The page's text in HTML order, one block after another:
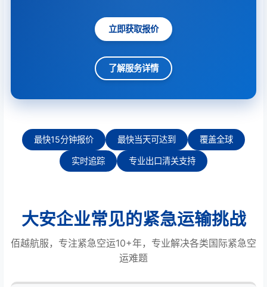
立即获取报价
了解服务详情
最快15分钟报价 最快当天可达到 覆盖全球
实时追踪 专业出口清关支持
大安企业常见的紧急运输挑战
佰越航服，专注紧急空运10+年，专业解决各类国际紧急空
运难题